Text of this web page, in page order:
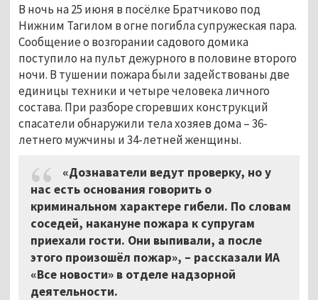
В ночь на 25 июня в посёлке Братчиково под
Нижним Тагилом в огне погибла супружеская пара.
Сообщение о возгорании садового домика
поступило на пульт дежурного в половине второго
ночи. В тушении пожара были задействованы две
единицы техники и четыре человека личного
состава. При разборе сгоревших конструкций
спасатели обнаружили тела хозяев дома – 36-
летнего мужчины и 34-летней женщины.
«Дознаватели ведут проверку, но у
нас есть основания говорить о
криминальном характере гибели. По словам
соседей, накануне пожара к супругам
приехали гости. Они выпивали, а после
этого произошёл пожар», – рассказали ИА
«Все новости» в отделе надзорной
деятельности.